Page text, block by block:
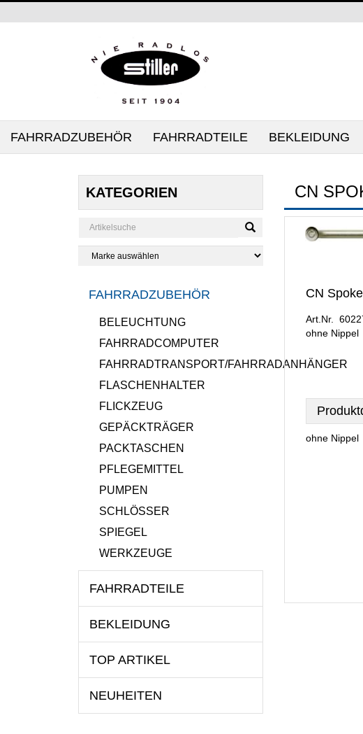
FAHRRADZUBEHÖR FAHRRADTEILE BEKLEIDUNG
KATEGORIEN
FAHRRADZUBEHÖR
BELEUCHTUNG
FAHRRADCOMPUTER
FAHRRADTRANSPORT/FAHRRADANHÄNGER
FLASCHENHALTER
FLICKZEUG
GEPÄCKTRÄGER
PACKTASCHEN
PFLEGEMITTEL
PUMPEN
SCHLÖSSER
SPIEGEL
WERKZEUGE
FAHRRADTEILE
BEKLEIDUNG
TOP ARTIKEL
NEUHEITEN
CN
CN
Art.Nr.
ohne Nippel
ohne Nippel